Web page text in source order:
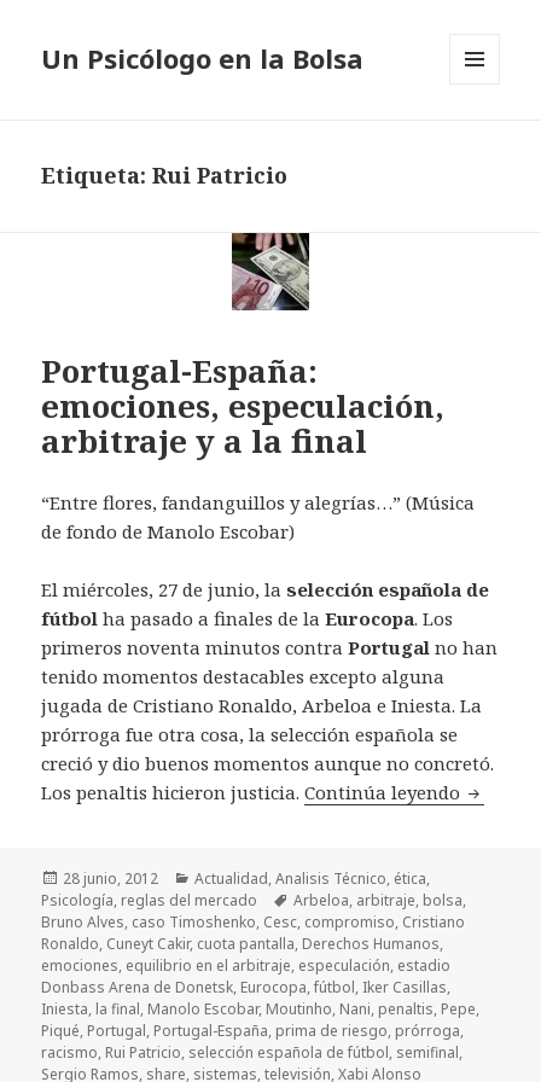
Un Psicólogo en la Bolsa
Etiqueta: Rui Patricio
Portugal-España:
emociones, especulación,
arbitraje y a la final
“Entre flores, fandanguillos y alegrías…” (Música
de fondo de Manolo Escobar)
El miércoles, 27 de junio, laselección española de
fútbol ha pasado a finales de laEurocopa. Los
primeros noventa minutos contraPortugal no han
tenido momentos destacables excepto alguna
jugada de Cristiano Ronaldo, Arbeloa e Iniesta. La
prórroga fue otra cosa, la selección española se
creció y dio buenos momentos aunque no concretó.
Los penaltis hicieron justicia.Continúa leyendo
Publicado
el
28 junio, 2012 Categorías
Actualidad,Analisis Técnico, ética,
Psicología, reglas del mercado Etiquetas
Arbeloa, arbitraje, bolsa,
Bruno Alves, caso Timoshenko, Cesc, compromiso, Cristiano
Ronaldo, Cuneyt Cakir, cuota pantalla, Derechos Humanos,
emociones, equilibrio en el arbitraje, especulación, estadio
Donbass Arena de Donetsk, Eurocopa,fútbol, Iker Casillas,
Iniesta, la final, Manolo Escobar, Moutinho, Nani, penaltis, Pepe,
Piqué, Portugal, Portugal-España, prima de riesgo, prórroga,
racismo, Rui Patricio, selección española de fútbol, semifinal,
Sergio Ramos, share, sistemas,televisión,Xabi Alonso